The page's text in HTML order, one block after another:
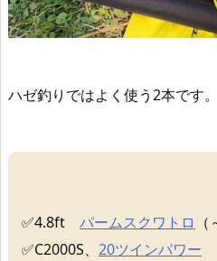
ハゼ釣りではよく使う2本です。
✅4.8ft パームスクワトロ
✅C2000S、 20ツインパワー